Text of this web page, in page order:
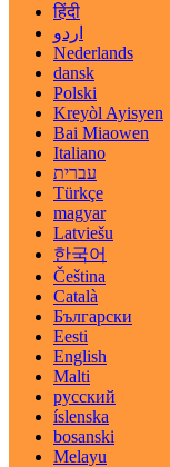
हिंदी
اردو
Nederlands
dansk
Polski
Kreyòl Ayisyen
Bai Miaowen
Italiano
עברית
Türkçe
magyar
Latviešu
한국어
Čeština
Català
Български
Eesti
English
Malti
русский
íslenska
bosanski
Melayu